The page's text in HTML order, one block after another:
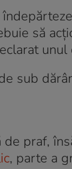
să
sub
praf,
, parte a